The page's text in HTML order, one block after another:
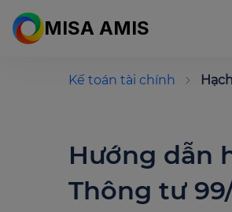
MISA AMIS
Kế toán tài chính
Hướng dẫn
Thông tư